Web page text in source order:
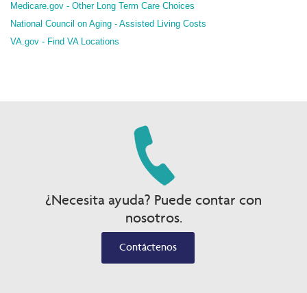
Medicare.gov - Other Long Term Care Choices
National Council on Aging - Assisted Living Costs
VA.gov - Find VA Locations
¿Necesita ayuda? Puede contar con
nosotros.
Contáctenos